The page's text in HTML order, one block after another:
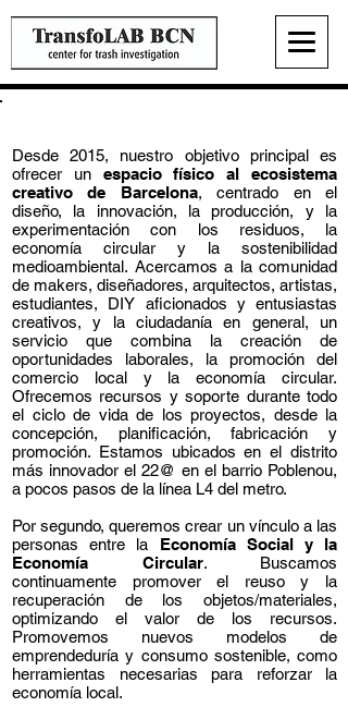
Desde 2015,
nuestro objetivo principal es
ofrecer un espacio físico al ecosistema
creativo de Barcelona, centrado en el
diseño, la innovación, la producción, y la
experimentación con los residuos, la
economía circular y la sostenibilidad
medioambiental. Acercamos a la comunidad
de makers, diseñadores, arquitectos, artistas,
estudiantes, DIY aficionados y entusiastas
creativos, y la ciudadanía en general, un
servicio que combina la creación de
oportunidades laborales, la promoción del
comercio local y la economía circular.
Ofrecemos recursos y soporte durante todo
el ciclo de vida de los proyectos, desde la
concepción, planificación, fabricación y
promoción. Estamos ubicados en el distrito
más innovador el 22@ en el barrio Poblenou,
a pocos pasos de la línea L4 del metro.
Por segundo, queremos crear un vínculo a las
personas entre la Economía Social y la
Economía Circular. Buscamos
continuamente promover el reuso y la
recuperación de los objetos/materiales,
optimizando el valor de los recursos.
Promovemos nuevos modelos de
emprendeduría y consumo sostenible, como
herramientas necesarias para reforzar la
economía local.